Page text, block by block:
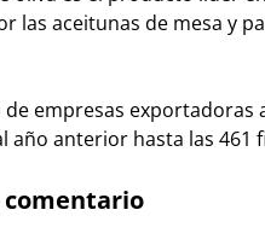
las aceitunas de mesa y
de empresas exportadoras
año anterior hasta las 461
comentario